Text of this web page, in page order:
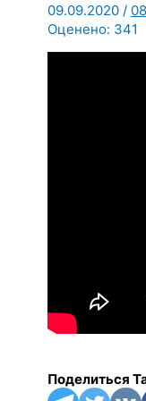
09.09.2020 /
Оценено: 341
Поделиться